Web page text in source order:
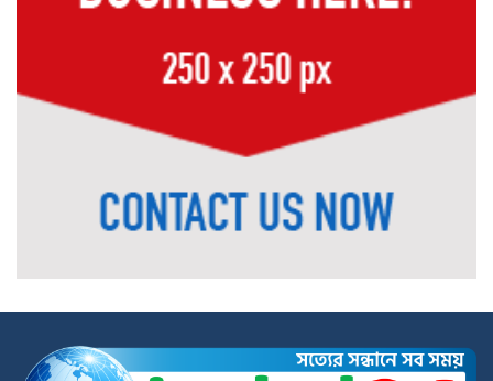
দাবিতে বীরগঞ্জে জামায়াতে ইসলামীর
গণমিছিল ও সমাবেশ
পঞ্চগড়ে শ্রদ্ধা নিবেদন শেষে জুলাই সনদের
প্রতিটি অক্ষর বাস্তবায়নের অঙ্গীকার পানি
হাতীবান্ধায় ১৩০ বোতল ফেয়ারডিলসহ
গঙ্গাচড়ায় বসতঘরের মেঝে খুঁড়ে ২৭০৮ পিস